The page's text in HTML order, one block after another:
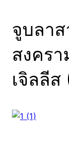
จูบลา
สงคร
เจิลลี